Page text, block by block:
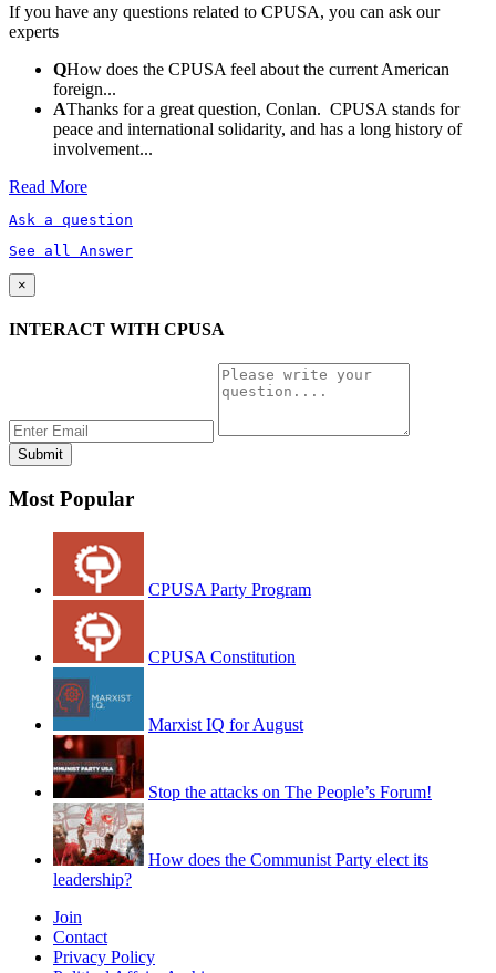
If you have any questions related to CPUSA, you can ask our
experts
QHow does the CPUSA feel about the current American
foreign...
AThanks for a great question, Conlan. CPUSA stands for
peace and international solidarity, and has a long history of
involvement...
Read More
Ask a question
See all Answer
×
INTERACT WITH CPUSA
Most Popular
CPUSA Party Program
CPUSA Constitution
Marxist IQ for August
Stop the attacks on The People’s Forum!
How does the Communist Party elect its
leadership?
Join
Contact
Privacy Policy